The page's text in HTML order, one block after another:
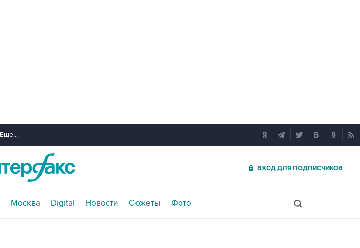
Еще...
ВХОД ДЛЯ ПОДПИСЧИКОВ
Москва Digital Новости Сюжеты Фото